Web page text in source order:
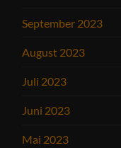
September 2023
August 2023
Juli 2023
Juni 2023
Mai 2023